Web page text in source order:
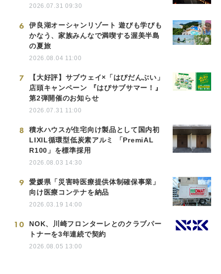
2026.07.31 09:30
6
伊良湖オーシャンリゾート 遊びも学びも
かなう、家族みんなで満喫する渥美半島
の夏旅
2026.08.04 11:00
7
【大好評】サブウェイ×「はぴだんぶい」
店頭キャンペーン 『はぴサブサマー！』
第2弾開催のお知らせ
2026.07.31 11:00
8
積水ハウスが住宅向け製品として国内初
LIXIL循環型低炭素アルミ 「PremiAL
R100」を標準採用
2026.08.03 14:30
9
愛媛県「災害時医療提供体制確保事業」
向け医療コンテナを納品
2026.03.19 14:00
10
NOK、川崎フロンターレとのクラブパー
トナーを3年連続で契約
2026.08.05 13:00